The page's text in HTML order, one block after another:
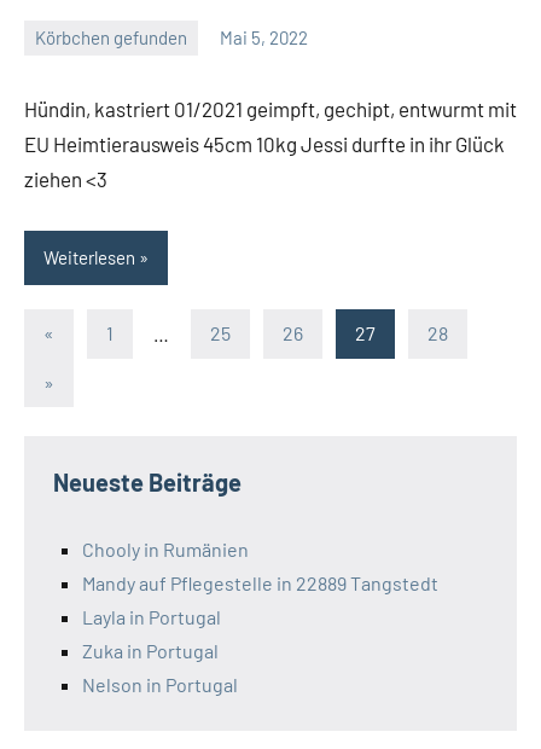
Körbchen gefunden Mai 5, 2022
Hündin, kastriert 01/2021 geimpft, gechipt, entwurmt mit
EU Heimtierausweis 45cm 10kg Jessi durfte in ihr Glück
ziehen <3
Weiterlesen
Seitennummerierung
der
« Vorherige
1 25 26 27 28
Nächste
»
Neueste Beiträge
Chooly in Rumänien
Mandy auf Pflegestelle in 22889 Tangstedt
Layla in Portugal
Zuka in Portugal
Nelson in Portugal